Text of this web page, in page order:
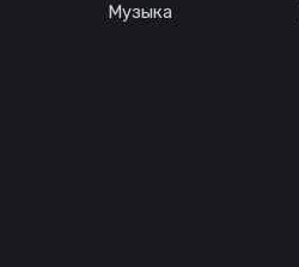
Музыка